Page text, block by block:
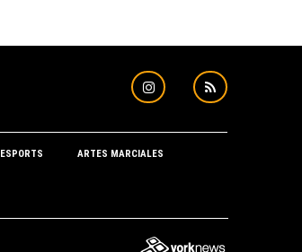
ESPORTS
ARTES MARCIALES